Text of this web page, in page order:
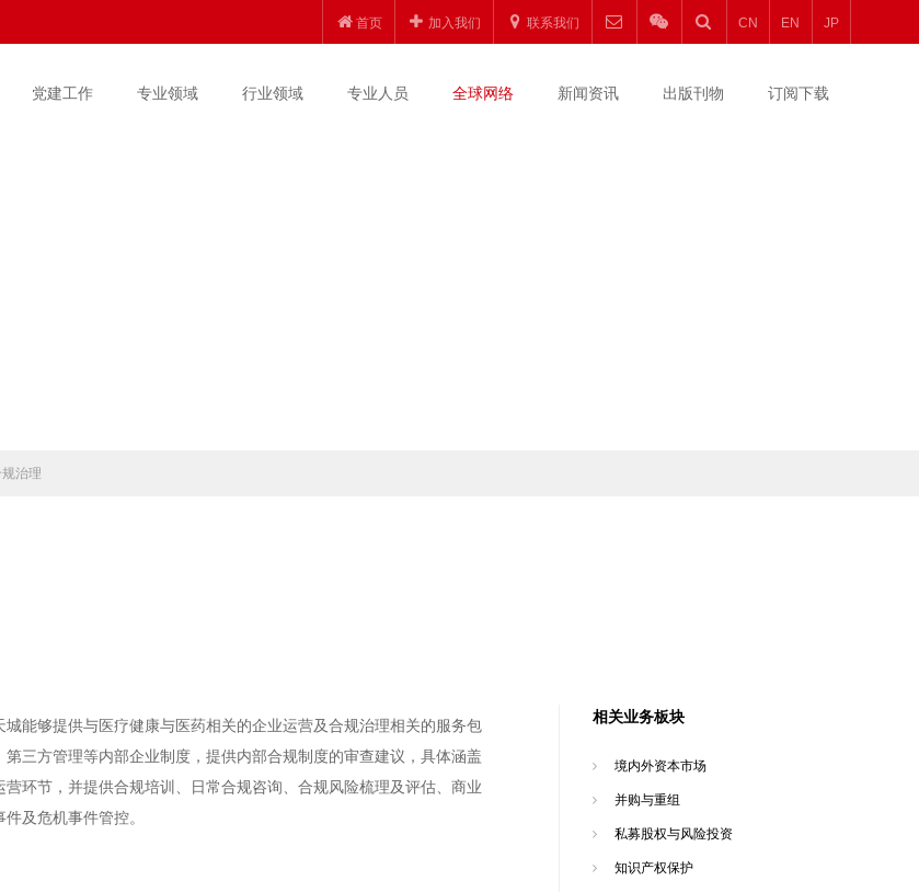
首页 加入我们 联系我们 CN EN JP
党建工作 专业领域 行业领域 专业人员 全球网络 新闻资讯 出版刊物 订阅下载
治理
能够提供与医疗健康与医药相关的企业运营及合规治理相关的服务包
三方管理等内部企业制度，提供内部合规制度的审查建议，具体涵盖
环节，并提供合规培训、日常合规咨询、合规风险梳理及评估、商业
及危机事件管控。
相关业务板块
境内外资本市场
并购与重组
私募股权与风险投资
知识产权保护